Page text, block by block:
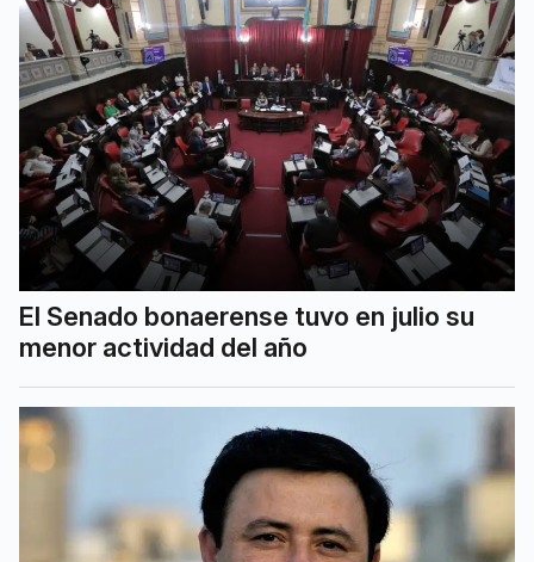
El Senado bonaerense tuvo en julio su
menor actividad del año